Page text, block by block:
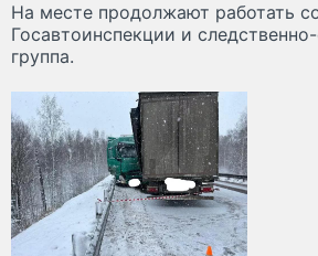
На месте продолжают работать
Госавтоинспекции и
группа.